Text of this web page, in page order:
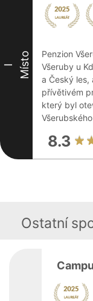
I Místo
Penzion
Všeruby u
a Český les,
přívětivém
který byl
8.3
Ostatní